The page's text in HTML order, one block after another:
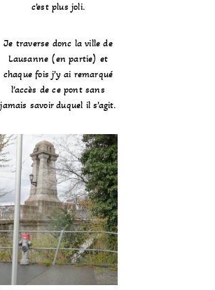
c’est plus joli.
Je traverse donc la ville de
Lausanne (en partie) et
chaque fois j’y ai remarqué
l’accès de ce pont sans
jamais savoir duquel il s’agit.